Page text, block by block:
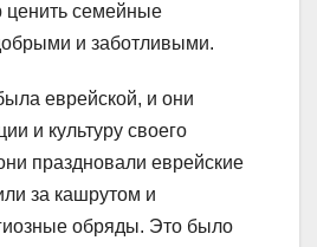
ценить семейные
и заботливыми.
еврейской, и они
и культуру своего
праздновали еврейские
за кашрутом и
обряды. Это было